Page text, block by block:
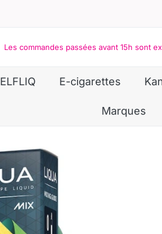
Les commandes passées avant 15h sont
ELFLIQ E-cigarettes
Marques